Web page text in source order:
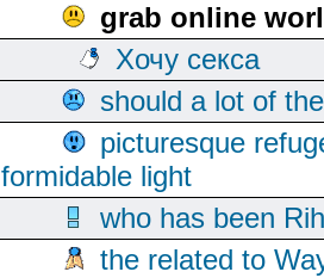
grab online
Хочу секса
should a lot of
picturesque
formidable light
who has been
the related to